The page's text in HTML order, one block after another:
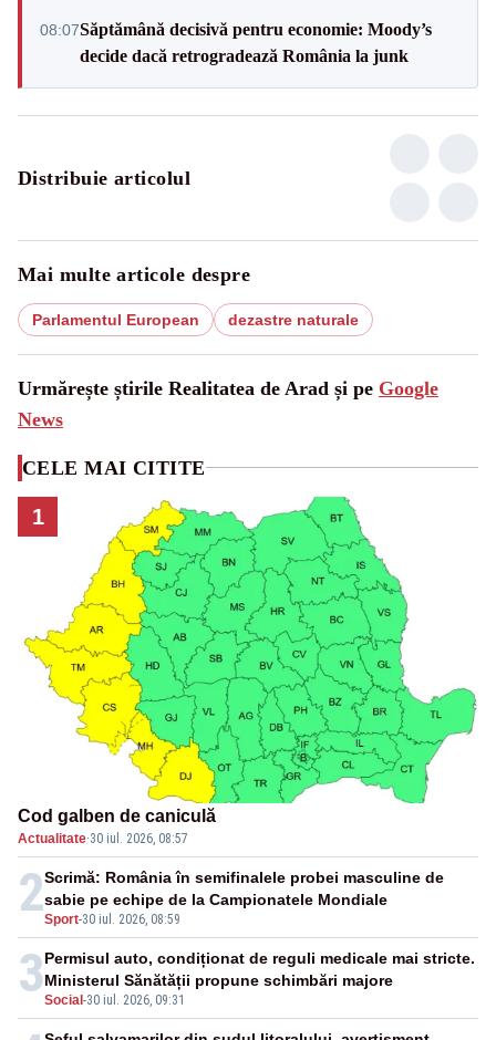
08:07Săptămână decisivă pentru economie: Moody’s
decide dacă retrogradează România la junk
Distribuie articolul
Mai multe articole despre
Parlamentul European dezastre naturale
Urmărește știrile Realitatea de Arad și pe Google
News
CELE MAI CITITE
1
Cod galben de caniculă
Actualitate·30 iul. 2026, 08:57
2Sport-30 iul. 2026, 08:59
Scrimă: România în semifinalele probei masculine de
sabie pe echipe de la Campionatele Mondiale
3Social -30 iul. 2026, 09:31
Permisul auto, condiționat de reguli medicale mai stricte.
Ministerul Sănătății propune schimbări majore